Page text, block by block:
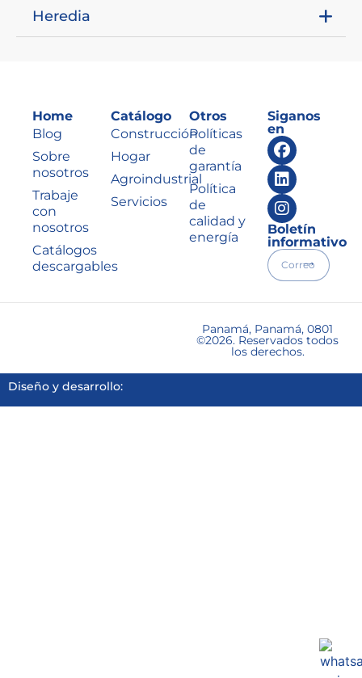
Heredia
Home
Blog
Sobre
nosotros
Trabaje
con
nosotros
Catálogos
descargables
Catálogo
Construcción
Hogar
Agroindustrial
Servicios
Otros
Políticas
de
garantía
Política
de
calidad y
energía
Siganos
en
Boletín
informativo
Panamá, Panamá, 0801
©2026. Reservados todos
los derechos.
Diseño y desarrollo: